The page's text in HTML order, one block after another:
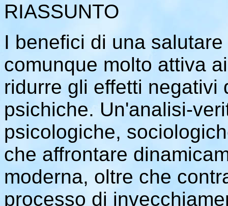
RIASSUNTO
I benefici di una
comunque molto attiva
ridurre gli effetti
psichiche. Un'analisi-
psicologiche,
che affrontare
moderna, oltre che
processo di